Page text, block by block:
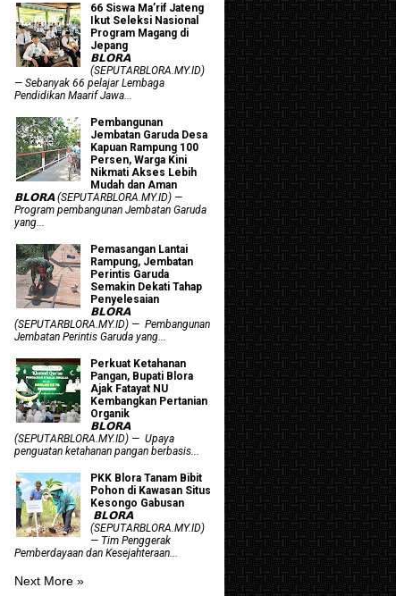
66 Siswa Ma’rif Jateng
Ikut Seleksi Nasional
Program Magang di
Jepang
𝗕𝗟𝗢𝗥𝗔
(SEPUTARBLORA.MY.ID)
— Sebanyak 66 pelajar Lembaga
Pendidikan Maarif Jawa...
Pembangunan
Jembatan Garuda Desa
Kapuan Rampung 100
Persen, Warga Kini
Nikmati Akses Lebih
Mudah dan Aman
𝗕𝗟𝗢𝗥𝗔 (SEPUTARBLORA.MY.ID) —
Program pembangunan Jembatan Garuda
yang...
Pemasangan Lantai
Rampung, Jembatan
Perintis Garuda
Semakin Dekati Tahap
Penyelesaian
𝗕𝗟𝗢𝗥𝗔
(SEPUTARBLORA.MY.ID) — Pembangunan
Jembatan Perintis Garuda yang...
​Perkuat Ketahanan
Pangan, Bupati Blora
Ajak Fatayat NU
Kembangkan Pertanian
Organik
𝗕𝗟𝗢𝗥𝗔
(SEPUTARBLORA.MY.ID) — Upaya
penguatan ketahanan pangan berbasis...
PKK Blora Tanam Bibit
Pohon di Kawasan Situs
Kesongo Gabusan
‎ 𝗕𝗟𝗢𝗥𝗔
(SEPUTARBLORA.MY.ID)
— Tim Penggerak
Pemberdayaan dan Kesejahteraan...
Next More »